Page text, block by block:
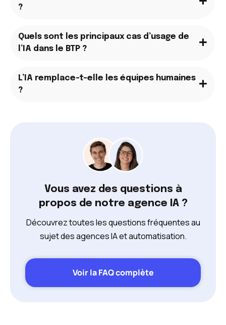
Vous avez des questions à
propos de notre agence IA ?
Découvrez toutes les questions fréquentes au
sujet des agences IA et automatisation.
Voir la FAQ complète
?
Quels sont les principaux cas d’usage de
l’IA dans le BTP ?
L’IA remplace-t-elle les équipes humaines
?